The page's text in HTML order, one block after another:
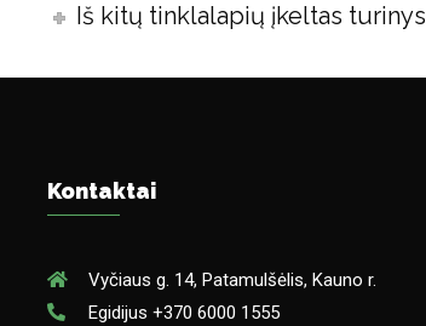
Iš kitų tinklalapių įkeltas turinys
Kontaktai
Vyčiaus g. 14, Patamulšėlis, Kauno r.
Egidijus +370 6000 1555